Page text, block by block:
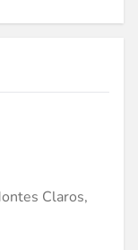
Claros,